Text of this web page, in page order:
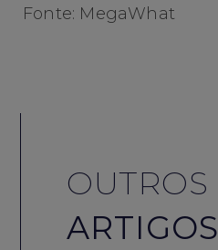
Fonte: MegaWhat
OUTROS
ARTIGOS